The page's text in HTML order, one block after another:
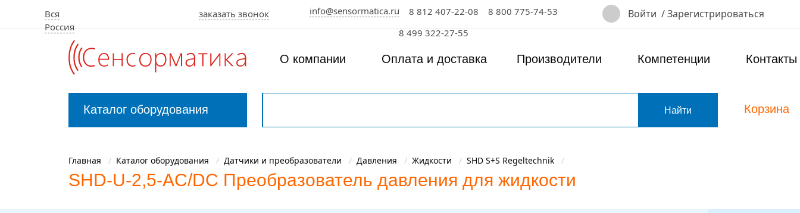
Вся
Россия
заказать звонок info@sensormatica.ru 8 812 407-22-08
8 800 775-74-53
8 499 322-27-55
Войти /Зарегистрироваться
О компании Оплата и доставка Производители Компетенции Контакты
Каталог оборудования Корзина
Главная Каталог оборудования Датчики и преобразователи Давления Жидкости SHD S+S Regeltechnik
SHD-U-2,5-AC/DC Преобразователь давления для жидкости